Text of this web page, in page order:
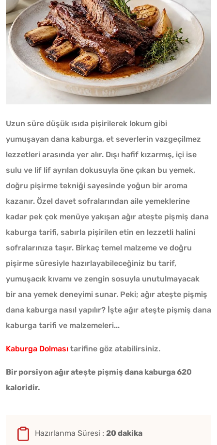
Uzun süre düşük ısıda pişirilerek lokum gibi
yumuşayan dana kaburga, et severlerin vazgeçilmez
lezzetleri arasında yer alır. Dışı hafif kızarmış, içi ise
sulu ve lif lif ayrılan dokusuyla öne çıkan bu yemek,
doğru pişirme tekniği sayesinde yoğun bir aroma
kazanır. Özel davet sofralarından aile yemeklerine
kadar pek çok menüye yakışan ağır ateşte pişmiş dana
kaburga tarifi, sabırla pişirilen etin en lezzetli halini
sofralarınıza taşır. Birkaç temel malzeme ve doğru
pişirme süresiyle hazırlayabileceğiniz bu tarif,
yumuşacık kıvamı ve zengin sosuyla unutulmayacak
bir ana yemek deneyimi sunar. Peki; ağır ateşte pişmiş
dana kaburga nasıl yapılır? İşte ağır ateşte pişmiş dana
kaburga tarifi ve malzemeleri...
Kaburga Dolması tarifine göz atabilirsiniz.
Bir porsiyon ağır ateşte pişmiş dana kaburga 620
kaloridir.
Hazırlanma Süresi : 20 dakika